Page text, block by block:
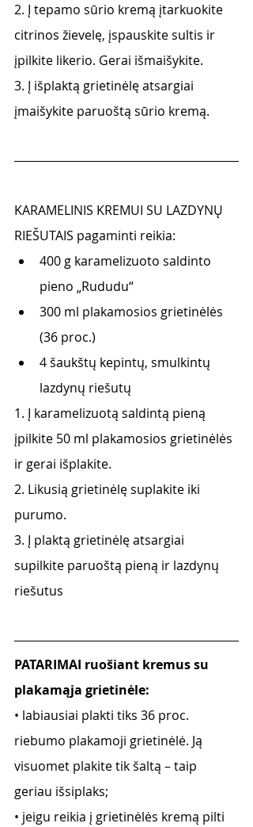
2. Į tepamo sūrio kremą įtarkuokite
citrinos žievelę, įspauskite sultis ir
įpilkite likerio. Gerai išmaišykite.
3. Į išplaktą grietinėlę atsargiai
įmaišykite paruoštą sūrio kremą.
KARAMELINIS KREMUI SU LAZDYNŲ
RIEŠUTAIS pagaminti reikia:
400 g karamelizuoto saldinto
pieno „Rududu“
300 ml plakamosios grietinėlės
(36 proc.)
4 šaukštų kepintų, smulkintų
lazdynų riešutų
1. Į karamelizuotą saldintą pieną
įpilkite 50 ml plakamosios grietinėlės
ir gerai išplakite.
2. Likusią grietinėlę suplakite iki
purumo.
3. Į plaktą grietinėlę atsargiai
supilkite paruoštą pieną ir lazdynų
riešutus
PATARIMAI ruošiant kremus su
plakamąja grietinėle:
• labiausiai plakti tiks 36 proc.
riebumo plakamoji grietinėlė. Ją
visuomet plakite tik šaltą – taip
geriau išsiplaks;
• jeigu reikia į grietinėlės kremą pilti